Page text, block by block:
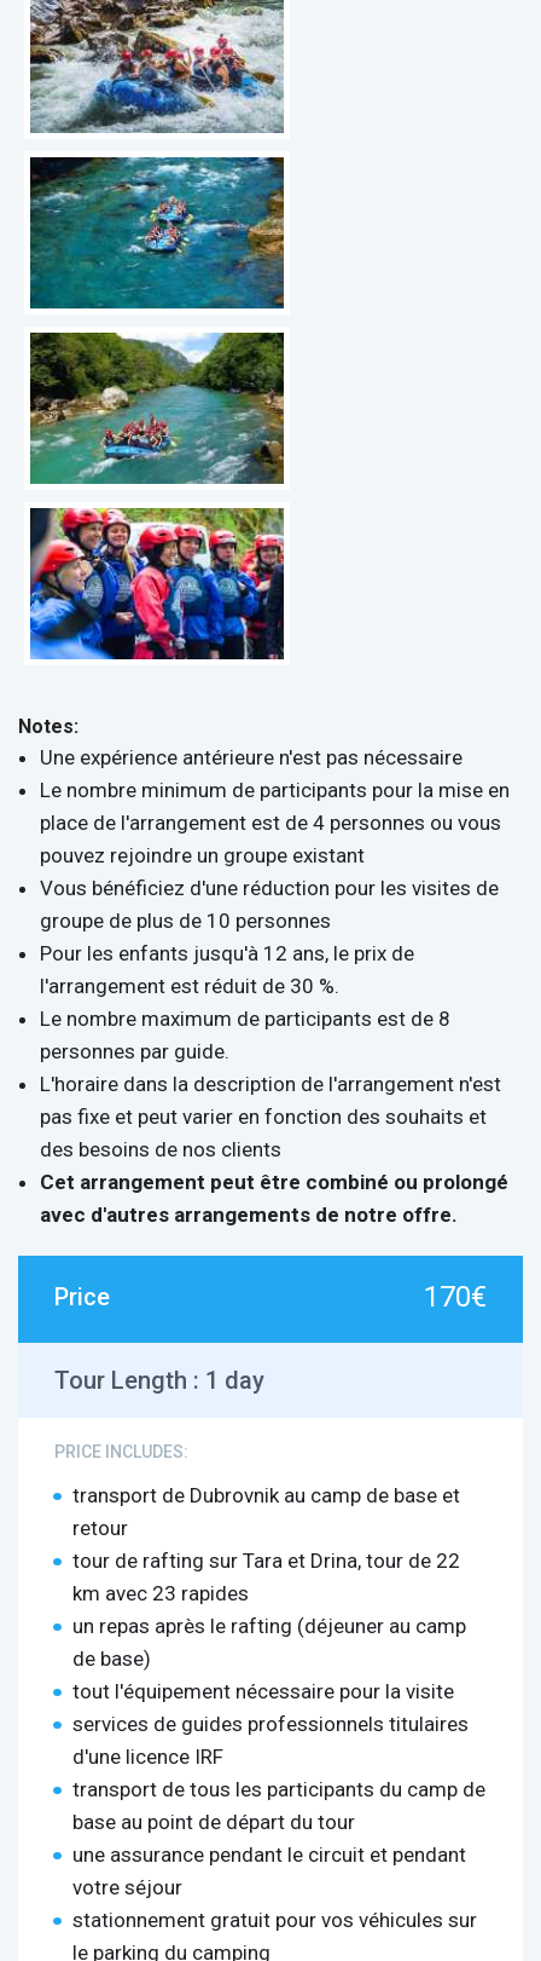
Notes:
Une expérience antérieure n'est pas nécessaire
Le nombre minimum de participants pour la mise en
place de l'arrangement est de 4 personnes ou vous
pouvez rejoindre un groupe existant
Vous bénéficiez d'une réduction pour les visites de
groupe de plus de 10 personnes
Pour les enfants jusqu'à 12 ans, le prix de
l'arrangement est réduit de 30 %.
Le nombre maximum de participants est de 8
personnes par guide.
L'horaire dans la description de l'arrangement n'est
pas fixe et peut varier en fonction des souhaits et
des besoins de nos clients
Cet arrangement peut être combiné ou prolongé
avec d'autres arrangements de notre offre.
Price 170€
Tour Length : 1 day
PRICE INCLUDES:
transport de Dubrovnik au camp de base et
retour
tour de rafting sur Tara et Drina, tour de 22
km avec 23 rapides
un repas après le rafting (déjeuner au camp
de base)
tout l'équipement nécessaire pour la visite
services de guides professionnels titulaires
d'une licence IRF
transport de tous les participants du camp de
base au point de départ du tour
une assurance pendant le circuit et pendant
votre séjour
stationnement gratuit pour vos véhicules sur
le parking du camping